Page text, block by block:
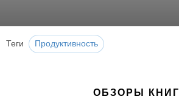
Теги Продуктивность
ОБЗОРЫ КНИГ